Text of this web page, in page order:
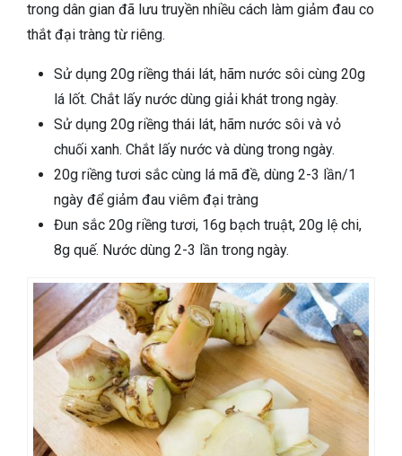
trong dân gian đã lưu truyền nhiều cách làm giảm đau co
thắt đại tràng từ riêng.
Sử dụng 20g riềng thái lát, hãm nước sôi cùng 20g
lá lốt. Chắt lấy nước dùng giải khát trong ngày.
Sử dụng 20g riềng thái lát, hãm nước sôi và vỏ
chuối xanh. Chắt lấy nước và dùng trong ngày.
20g riềng tươi sắc cùng lá mã đề, dùng 2-3 lần/1
ngày để giảm đau viêm đại tràng
Đun sắc 20g riềng tươi, 16g bạch truật, 20g lệ chi,
8g quế. Nước dùng 2-3 lần trong ngày.